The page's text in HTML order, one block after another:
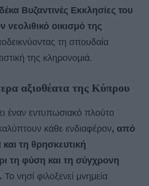
Βυζαντινές Εκκλησίες του
νεολιθικό οικισμό της
τη σπουδαία
της κληρονομιά.
αξιοθέατα της Κύπρου
έναν εντυπωσιακό πλούτο
κάθε ενδιαφέρον, από
τη θρησκευτική
τη φύση και τη σύγχρονη
Το νησί φιλοξενεί μνημεία